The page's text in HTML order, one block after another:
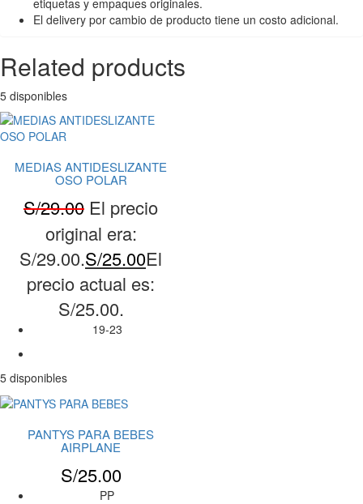
El delivery por cambio de producto tiene un costo adicional.
Related products
5 disponibles
MEDIAS ANTIDESLIZANTE
OSO POLAR
S/29.00 El precio
original era:
S/29.00.S/25.00El
precio actual es:
S/25.00.
19-23
5 disponibles
PANTYS PARA BEBES
AIRPLANE
S/25.00
PP